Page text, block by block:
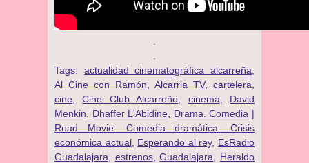
Tags: actualidad cinematográfica alcarreña
Al Cine con Ramón
Alcarria TV, cartelera
cine ,Cine Club Alcarreño cinema
David
Menkin
Dhaffer L'Abidine
Drama. Comedia |
Road Movie. Comedia dramática. Crisis
económica actual, Esperando al rey, EsRadio
Guadalajara
estrenos,Guadalajara
Heraldo